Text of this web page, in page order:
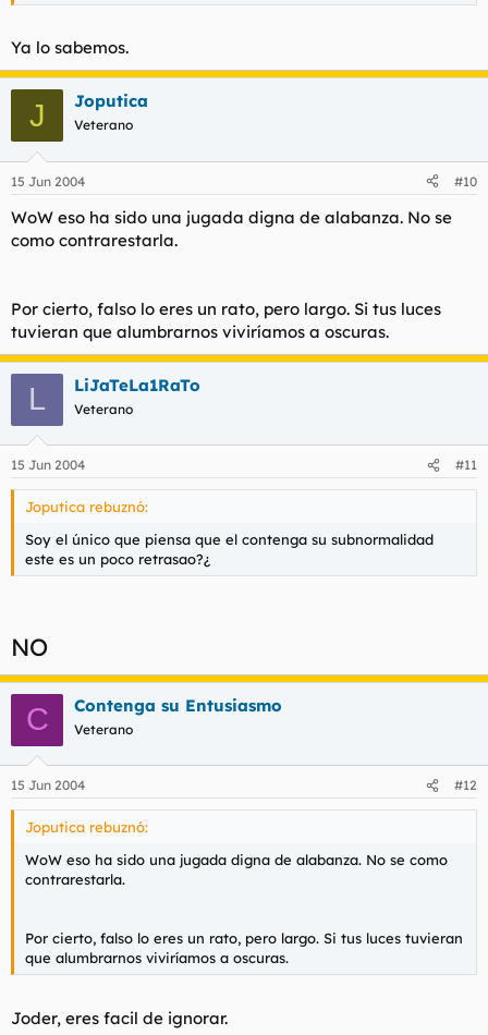
Ya lo sabemos.
J Joputica
Veterano
15 Jun 2004 #10
WoW eso ha sido una jugada digna de alabanza. No se
como contrarestarla.
Por cierto, falso lo eres un rato, pero largo. Si tus luces
tuvieran que alumbrarnos viviríamos a oscuras.
L LiJaTeLa1RaTo
Veterano
15 Jun 2004 #11
Joputica rebuznó:
Soy el único que piensa que el contenga su subnormalidad
este es un poco retrasao?¿
NO
C Contenga su Entusiasmo
Veterano
15 Jun 2004 #12
Joputica rebuznó:
WoW eso ha sido una jugada digna de alabanza. No se como
contrarestarla.
Por cierto, falso lo eres un rato, pero largo. Si tus luces tuvieran
que alumbrarnos viviríamos a oscuras.
Joder, eres facil de ignorar.